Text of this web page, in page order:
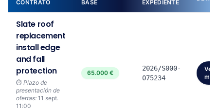
CONTRATO
BASE
EXPEDIENTE
Slate roof
replacement
install edge
and fall
protection
⏱️ Plazo de
presentación de
ofertas: 11 sept.
11:00
65.000 €
2026/S000-
075234
Ver
más